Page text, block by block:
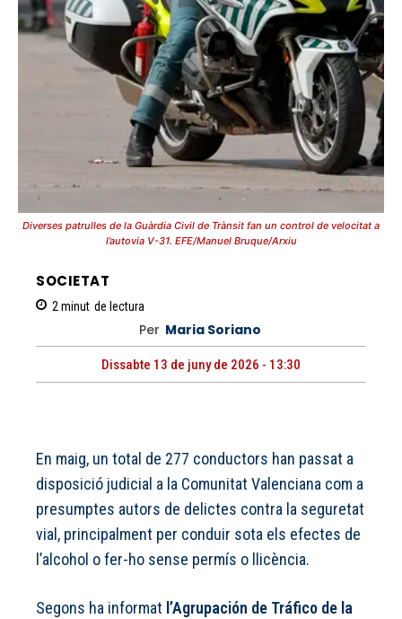
Diverses patrulles de la Guàrdia Civil de Trànsit fan un control de velocitat a
l’autovia V-31. EFE/Manuel Bruque/Arxiu
SOCIETAT
2 minut de lectura
Per Maria Soriano
Dissabte 13 de juny de 2026 - 13:30
En maig, un total de 277 conductors han passat a
disposició judicial a la Comunitat Valenciana com a
presumptes autors de delictes contra la seguretat
vial, principalment per conduir sota els efectes de
l’alcohol o fer-ho sense permís o llicència.
Segons ha informat l’Agrupación de Tráfico de la